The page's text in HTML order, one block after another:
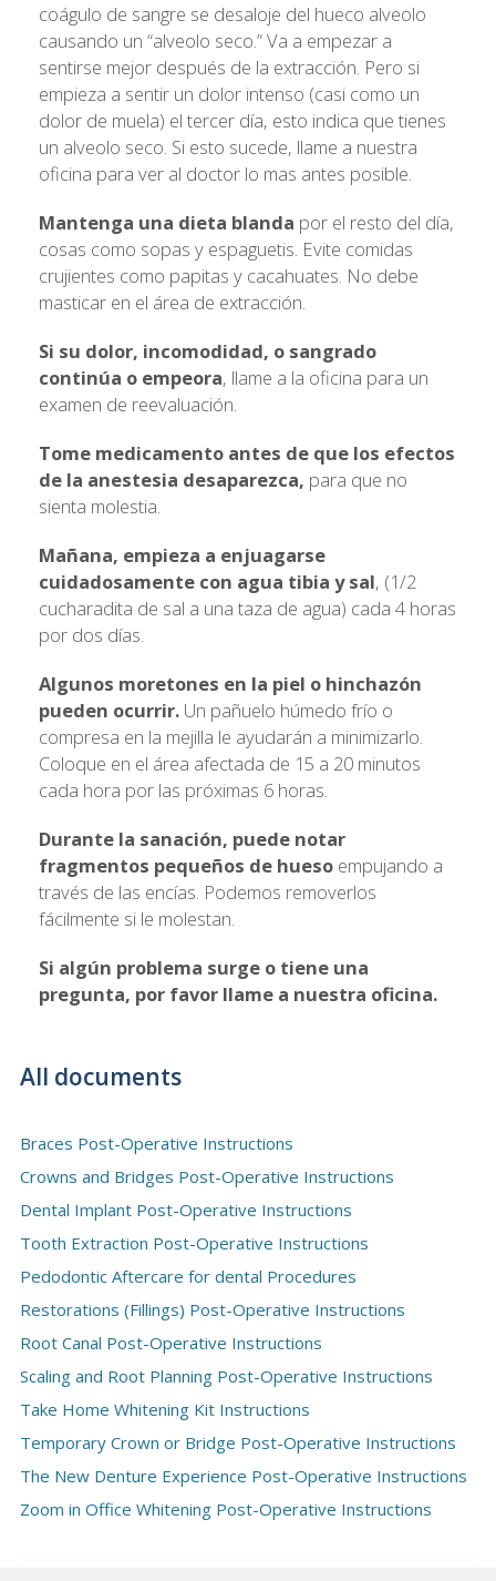
coágulo de sangre se desaloje del hueco alveolo
causando un “alveolo seco.” Va a empezar a
sentirse mejor después de la extracción. Pero si
empieza a sentir un dolor intenso (casi como un
dolor de muela) el tercer día, esto indica que tienes
un alveolo seco. Si esto sucede, llame a nuestra
oficina para ver al doctor lo mas antes posible.
Mantenga una dieta blanda por el resto del día,
cosas como sopas y espaguetis. Evite comidas
crujientes como papitas y cacahuates. No debe
masticar en el área de extracción.
Si su dolor, incomodidad, o sangrado
continúa o empeora, llame a la oficina para un
examen de reevaluación.
Tome medicamento antes de que los efectos
de la anestesia desaparezca, para que no
sienta molestia.
Mañana, empieza a enjuagarse
cuidadosamente con agua tibia y sal, (1/2
cucharadita de sal a una taza de agua) cada 4 horas
por dos días.
Algunos moretones en la piel o hinchazón
pueden ocurrir. Un pañuelo húmedo frío o
compresa en la mejilla le ayudarán a minimizarlo.
Coloque en el área afectada de 15 a 20 minutos
cada hora por las próximas 6 horas.
Durante la sanación, puede notar
fragmentos pequeños de hueso empujando a
través de las encías. Podemos removerlos
fácilmente si le molestan.
Si algún problema surge o tiene una
pregunta, por favor llame a nuestra oficina.
All documents
Braces Post-Operative Instructions
Crowns and Bridges Post-Operative Instructions
Dental Implant Post-Operative Instructions
Tooth Extraction Post-Operative Instructions
Pedodontic Aftercare for dental Procedures
Restorations (Fillings) Post-Operative Instructions
Root Canal Post-Operative Instructions
Scaling and Root Planning Post-Operative Instructions
Take Home Whitening Kit Instructions
Temporary Crown or Bridge Post-Operative Instructions
The New Denture Experience Post-Operative Instructions
Zoom in Office Whitening Post-Operative Instructions